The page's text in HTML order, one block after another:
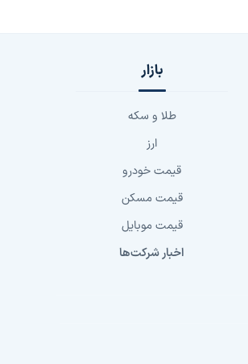
بازار
طلا و سکه
ارز
قیمت خودرو
قیمت مسکن
قیمت موبایل
اخبار شرکت‌ها